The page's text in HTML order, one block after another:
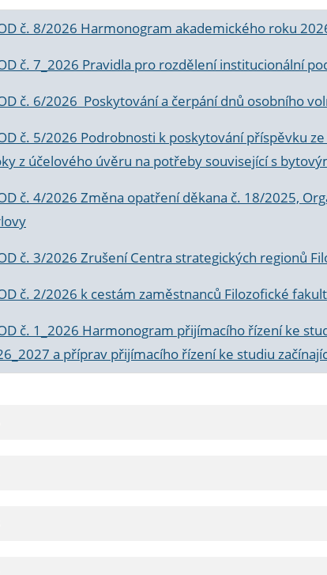
č. 8/2026 Harmonogram akademického roku
č. 7_2026 Pravidla pro rozdělení institucionální
č. 6/2026 Poskytování a čerpání dnů osobního
č. 5/2026 Podrobnosti k poskytování příspěvku
z účelového úvěru na potřeby související s
č. 4/2026 Změna opatření děkana č. 18/2025,
č. 3/2026 Zrušení Centra strategických regionů
č. 2/2026 k cestám zaměstnanců Filozofické
č. 1_2026 Harmonogram přijímacího řízení ke
a příprav přijímacího řízení ke studiu